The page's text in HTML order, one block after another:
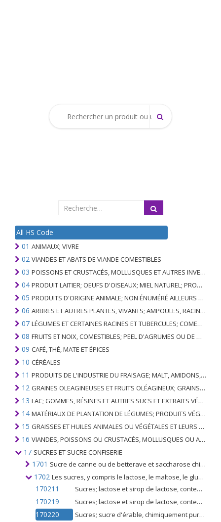
All HS Code
01 ANIMAUX; VIVRE
02 VIANDES ET ABATS DE VIANDE COMESTIBLES
03 POISSONS ET CRUSTACÉS, MOLLUSQUES ET AUTRES INVERTÉBRÉS AQUATIQUES
04 PRODUIT LAITIER; OEUFS D'OISEAUX; MIEL NATUREL; PRODUITS COMESTIBLES D'ORIGINE ANIMALE, NON ÉNUMÉRÉS AILLEURS OU INCLUS
05 PRODUITS D'ORIGINE ANIMALE; NON ÉNUMÉRÉ AILLEURS OU INCLUS
06 ARBRES ET AUTRES PLANTES, VIVANTS; AMPOULES, RACINES ET ANALOGUES; FLEURS COUPEES ET FEUILLAGE ORNEMENTAL
07 LÉGUMES ET CERTAINES RACINES ET TUBERCULES; COMESTIBLE
08 FRUITS ET NOIX, COMESTIBLES; PEEL D'AGRUMES OU DE MELONS
09 CAFÉ, THÉ, MATE ET ÉPICES
10 CÉRÉALES
11 PRODUITS DE L'INDUSTRIE DU FRAISAGE; MALT, AMIDONS, INULINE, GLUTEN DE BLÉ
12 GRAINES OLEAGINEUSES ET FRUITS OLÉAGINEUX; GRAINS DIVERS, GRAINES ET FRUITS, PLANTES INDUSTRIELLES OU MÉDICINALES; PAILLE ET FOURRAGE
13 LAC; GOMMES, RÉSINES ET AUTRES SUCS ET EXTRAITS VÉGÉTAUX
14 MATÉRIAUX DE PLANTATION DE LÉGUMES; PRODUITS VÉGÉTAUX NON DÉNOMMÉS NI COMPRIS AILLEURS
15 GRAISSES ET HUILES ANIMALES OU VÉGÉTALES ET LEURS PRODUITS DE CLIVAGE; GRAISSES ANIMALES PRÉPARÉES; CIRES ANIMALES OU VÉGÉTALES
16 VIANDES, POISSONS OU CRUSTACÉS, MOLLUSQUES OU AUTRES INVERTÉBRÉS AQUATIQUES; PRÉPARATIONS DE CELLES-CI
17 SUCRES ET SUCRE CONFISERIE
1701 Sucre de canne ou de betterave et saccharose chimiquement pur, sous forme solide
1702 Les sucres, y compris le lactose, le maltose, le glucose ou le fructose sous forme solide; sirops de sucre sans arômes ou colorants ajoutés; miel artificiel, même mélangé avec du miel naturel; caramel
170211 Sucres; lactose et sirop de lactose, contenant en poids 99% ou plus de lactose, exprimé en lactose anhydre, calculé sur matière sèche
170219 Sucres; lactose et sirop de lactose, contenant en poids moins de 99% de lactose, exprimé en lactose anhydre, calculé sur matière sèche
170220 Sucres; sucre d'érable, chimiquement pur, à l'état solide; sirop d'érable, sans addition d'aromatisants ou de colorants